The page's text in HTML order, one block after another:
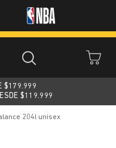
$179.999
$119.999
204l unisex